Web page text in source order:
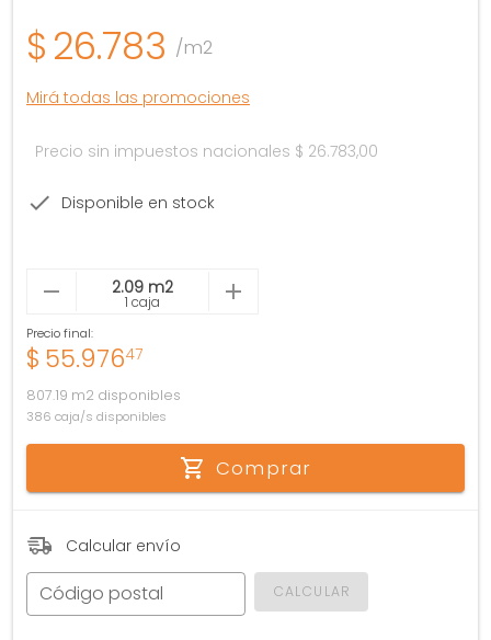
$26.783 /m2
Mirá todas las promociones
Precio sin impuestos nacionales $ 26.783,00
Disponible en stock
1 caja
Precio final:
$ 55.97647
807.19 m2 disponibles
386 caja/s disponibles
Comprar
Calcular envío
Código postal CALCULAR